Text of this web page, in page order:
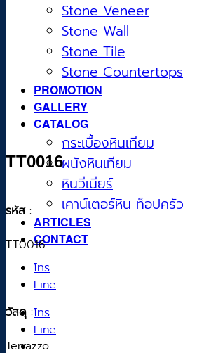
Stone Veneer
Stone Wall
Stone Tile
Stone Countertops
PROMOTION
GALLERY
CATALOG
กระเบื้องหินเทียม
ผนังหินเทียม
หินวีเนียร์
เคาน์เตอร์หิน ท็อปครัว
ARTICLES
CONTACT
โทร
Line
โทร
Line
TT0016
รหัส:
TT0016
วัสดุ :
Terrazzo